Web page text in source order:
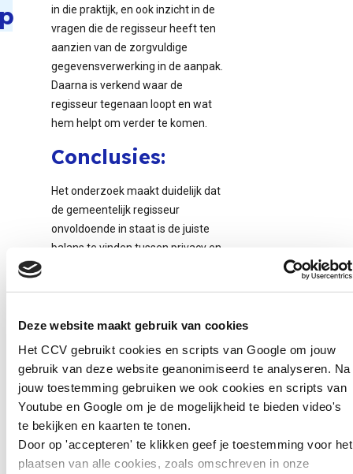
Deze website maakt gebruik van cookies
Het CCV gebruikt cookies en scripts van Google om jouw
gebruik van deze website geanonimiseerd te analyseren. Na
jouw toestemming gebruiken we ook cookies en scripts van
Youtube en Google om je de mogelijkheid te bieden video's
te bekijken en kaarten te tonen.
Door op 'accepteren' te klikken geef je toestemming voor het
plaatsen van alle cookies, zoals omschreven in onze
in die praktijk, en ook inzicht in de
vragen die de regisseur heeft ten
aanzien van de zorgvuldige
gegevensverwerking in de aanpak.
Daarna is verkend waar de
regisseur tegenaan loopt en wat
hem helpt om verder te komen.
Conclusies:
Het onderzoek maakt duidelijk dat
de gemeentelijk regisseur
onvoldoende in staat is de juiste
balans te vinden tussen privacy en
behoefte aan:
Een wettelijke doelbinding
en een wettelijke grondslag
voor integrale
samenwerking onder
bestuurlijke regie ook voor
de fase van
vroegsignalering,